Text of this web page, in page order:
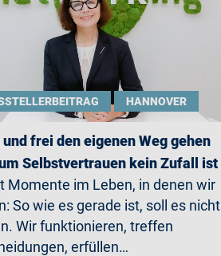
HANNOVER
frei den eigenen Weg gehen
Selbstvertrauen kein Zufall ist
Momente im Leben, in denen wir
So wie es gerade ist, soll es nicht
Wir funktionieren, treffen
erfüllen…